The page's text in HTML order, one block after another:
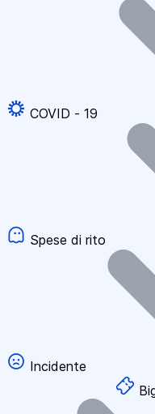
COVID - 19
Spese di rito
Incidente